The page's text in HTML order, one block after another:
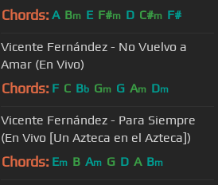
Azteca])
Chords: A Bm E F#m D C#m F#
Vicente Fernández - No Vuelvo a
Amar (En Vivo)
Chords: F C Bb Gm G Am Dm
Vicente Fernández - Para Siempre
(En Vivo [Un Azteca en el Azteca])
Chords: Em B Am G D A Bm